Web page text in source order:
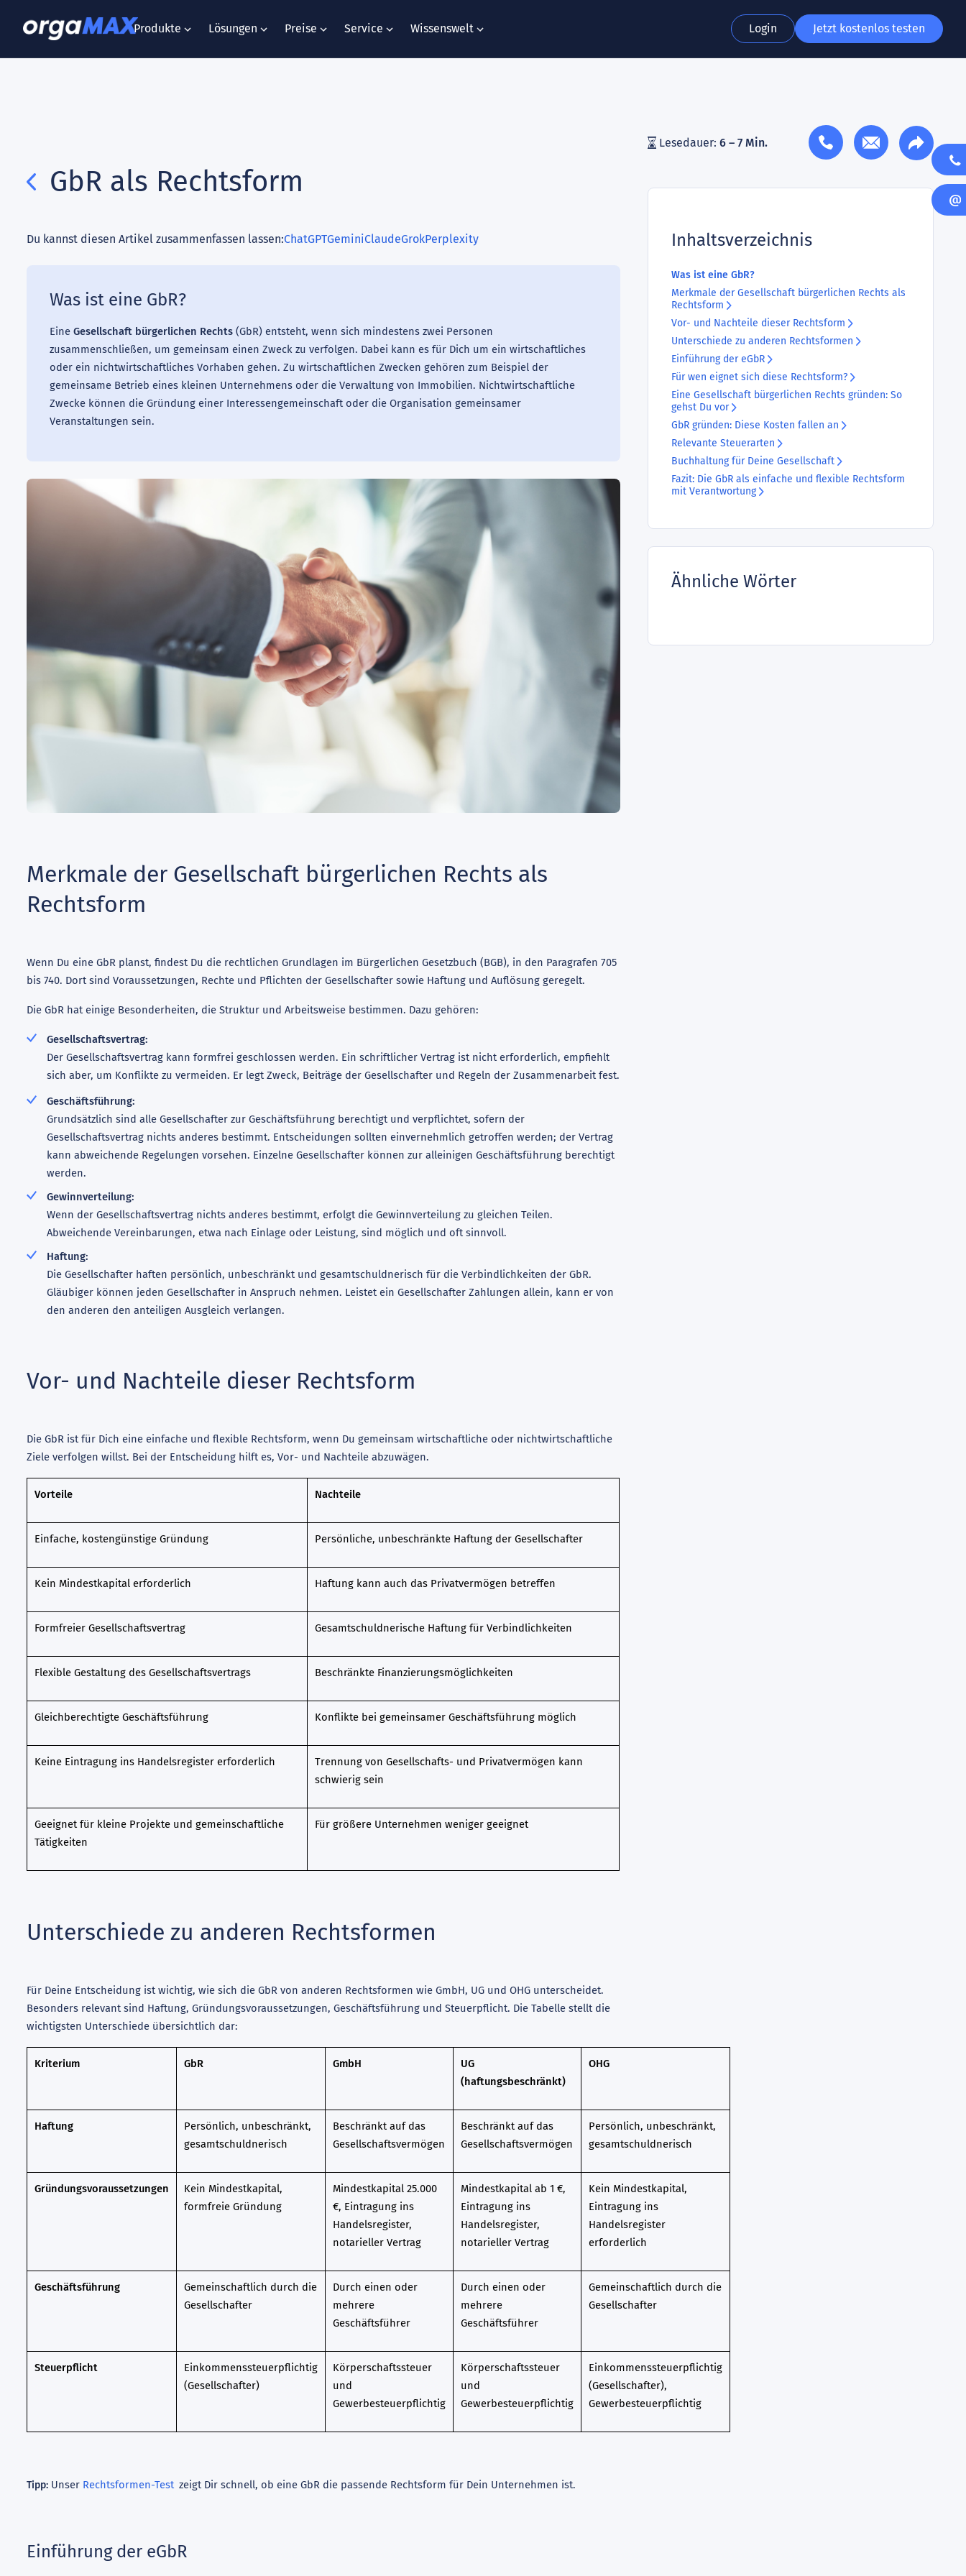
Produkte Lösungen Preise Service Wissenswelt Jetzt kostenlos testen
Login
GbR als Rechtsform
Du kannst diesen Artikel zusammenfassen lassen:ChatGPTGeminiClaudeGrokPerplexity
Was ist eine GbR?
Eine Gesellschaft bürgerlichen Rechts (GbR) entsteht, wenn sich mindestens zwei Personen
zusammenschließen, um gemeinsam einen Zweck zu verfolgen. Dabei kann es für Dich um ein wirtschaftliches
oder ein nichtwirtschaftliches Vorhaben gehen. Zu wirtschaftlichen Zwecken gehören zum Beispiel der
gemeinsame Betrieb eines kleinen Unternehmens oder die Verwaltung von Immobilien. Nichtwirtschaftliche
Zwecke können die Gründung einer Interessengemeinschaft oder die Organisation gemeinsamer
Veranstaltungen sein.
Merkmale der Gesellschaft bürgerlichen Rechts als
Rechtsform
Wenn Du eine GbR planst, findest Du die rechtlichen Grundlagen im Bürgerlichen Gesetzbuch (BGB), in den Paragrafen 705
bis 740. Dort sind Voraussetzungen, Rechte und Pflichten der Gesellschafter sowie Haftung und Auflösung geregelt.
Die GbR hat einige Besonderheiten, die Struktur und Arbeitsweise bestimmen. Dazu gehören:
Gesellschaftsvertrag:
Der Gesellschaftsvertrag kann formfrei geschlossen werden. Ein schriftlicher Vertrag ist nicht erforderlich, empfiehlt
sich aber, um Konflikte zu vermeiden. Er legt Zweck, Beiträge der Gesellschafter und Regeln der Zusammenarbeit fest.
Geschäftsführung:
Grundsätzlich sind alle Gesellschafter zur Geschäftsführung berechtigt und verpflichtet, sofern der
Gesellschaftsvertrag nichts anderes bestimmt. Entscheidungen sollten einvernehmlich getroffen werden; der Vertrag
kann abweichende Regelungen vorsehen. Einzelne Gesellschafter können zur alleinigen Geschäftsführung berechtigt
werden.
Gewinnverteilung:
Wenn der Gesellschaftsvertrag nichts anderes bestimmt, erfolgt die Gewinnverteilung zu gleichen Teilen.
Abweichende Vereinbarungen, etwa nach Einlage oder Leistung, sind möglich und oft sinnvoll.
Haftung:
Die Gesellschafter haften persönlich, unbeschränkt und gesamtschuldnerisch für die Verbindlichkeiten der GbR.
Gläubiger können jeden Gesellschafter in Anspruch nehmen. Leistet ein Gesellschafter Zahlungen allein, kann er von
den anderen den anteiligen Ausgleich verlangen.
Vor- und Nachteile dieser Rechtsform
Die GbR ist für Dich eine einfache und flexible Rechtsform, wenn Du gemeinsam wirtschaftliche oder nichtwirtschaftliche
Ziele verfolgen willst. Bei der Entscheidung hilft es, Vor- und Nachteile abzuwägen.
Vorteile Nachteile
Einfache, kostengünstige Gründung Persönliche, unbeschränkte Haftung der Gesellschafter
Kein Mindestkapital erforderlich Haftung kann auch das Privatvermögen betreffen
Formfreier Gesellschaftsvertrag Gesamtschuldnerische Haftung für Verbindlichkeiten
Flexible Gestaltung des Gesellschaftsvertrags Beschränkte Finanzierungsmöglichkeiten
Gleichberechtigte Geschäftsführung Konflikte bei gemeinsamer Geschäftsführung möglich
Keine Eintragung ins Handelsregister erforderlich
Trennung von Gesellschafts- und Privatvermögen kann
schwierig sein
Geeignet für kleine Projekte und gemeinschaftliche
Tätigkeiten
Für größere Unternehmen weniger geeignet
Unterschiede zu anderen Rechtsformen
Für Deine Entscheidung ist wichtig, wie sich die GbR von anderen Rechtsformen wie GmbH, UG und OHG unterscheidet.
Besonders relevant sind Haftung, Gründungsvoraussetzungen, Geschäftsführung und Steuerpflicht. Die Tabelle stellt die
wichtigsten Unterschiede übersichtlich dar:
Kriterium GbR GmbH
UG
(haftungsbeschränkt)
OHG
Haftung
Persönlich, unbeschränkt,
gesamtschuldnerisch
Beschränkt auf das
Gesellschaftsvermögen
Beschränkt auf das
Gesellschaftsvermögen
Persönlich, unbeschränkt,
gesamtschuldnerisch
Gründungsvoraussetzungen
Kein Mindestkapital,
formfreie Gründung
Mindestkapital 25.000
€, Eintragung ins
Handelsregister,
notarieller Vertrag
Mindestkapital ab 1 €,
Eintragung ins
Handelsregister,
notarieller Vertrag
Kein Mindestkapital,
Eintragung ins
Handelsregister
erforderlich
Geschäftsführung
Gemeinschaftlich durch die
Gesellschafter
Durch einen oder
mehrere
Geschäftsführer
Durch einen oder
mehrere
Geschäftsführer
Gemeinschaftlich durch die
Gesellschafter
Steuerpflicht
Einkommenssteuerpflichtig
(Gesellschafter)
Körperschaftssteuer
und
Gewerbesteuerpflichtig
Körperschaftssteuer
und
Gewerbesteuerpflichtig
Einkommenssteuerpflichtig
(Gesellschafter),
Gewerbesteuerpflichtig
Tipp: Unser Rechtsformen-Test zeigt Dir schnell, ob eine GbR die passende Rechtsform für Dein Unternehmen ist.
Einführung der eGbR
Lesedauer: 6 – 7 Min.
Inhaltsverzeichnis
Was ist eine GbR?
Merkmale der Gesellschaft bürgerlichen Rechts als
Rechtsform
Vor- und Nachteile dieser Rechtsform
Unterschiede zu anderen Rechtsformen
Einführung der eGbR
Für wen eignet sich diese Rechtsform?
Eine Gesellschaft bürgerlichen Rechts gründen: So
gehst Du vor
GbR gründen: Diese Kosten fallen an
Relevante Steuerarten
Buchhaltung für Deine Gesellschaft
Fazit: Die GbR als einfache und flexible Rechtsform
mit Verantwortung
Ähnliche Wörter